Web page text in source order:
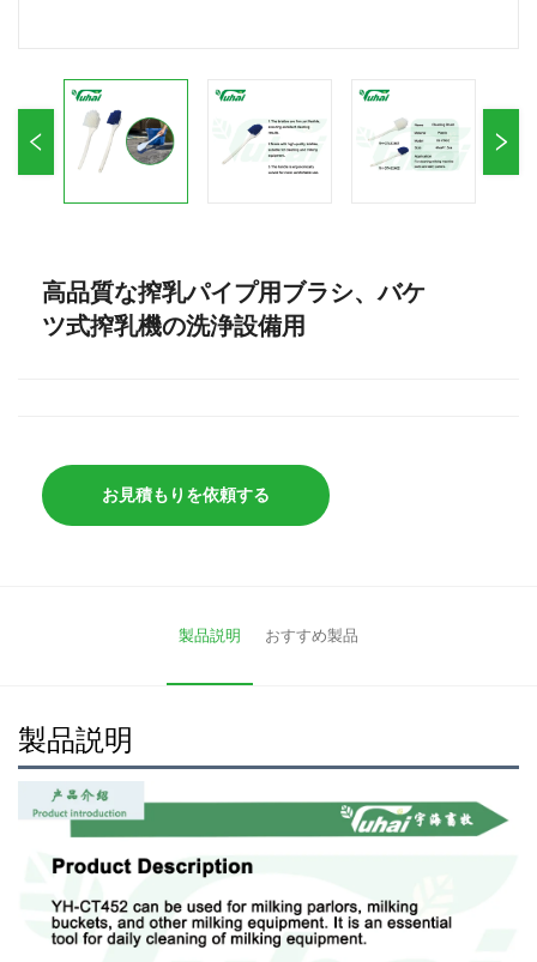
高品質な搾乳パイプ用ブラシ、バケ
ツ式搾乳機の洗浄設備用
お見積もりを依頼する
製品説明 おすすめ製品
製品説明